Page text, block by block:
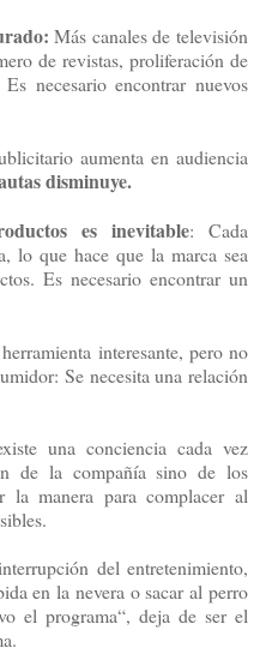
Más canales de televisión
de revistas, proliferación de
necesario encontrar nuevos
aumenta en audiencia
disminuye.
es inevitable: Cada
lo que hace que la marca sea
Es necesario encontrar un
interesante, pero no
Se necesita una relación
una conciencia cada vez
de la compañía sino de los
la manera para complacer al
del entretenimiento,
en la nevera o sacar al perro
el programa“, deja de ser el